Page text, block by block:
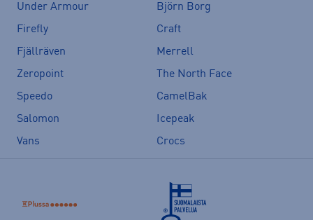
Under Armour
Björn Borg
Firefly
Craft
Fjällräven
Merrell
Zeropoint
The North Face
Speedo
CamelBak
Salomon
Icepeak
Vans
Crocs